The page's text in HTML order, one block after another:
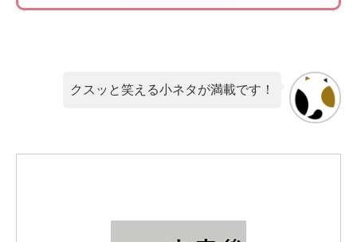
クスッと笑える小ネタが満載です！